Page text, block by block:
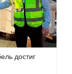
достиг